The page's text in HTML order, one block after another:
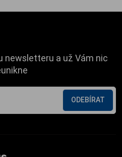
newsletteru a už Vám nic
ODEBÍRAT